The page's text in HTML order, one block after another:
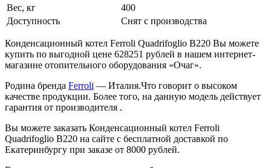
Вес, кг
400
Доступность
Снят с производства
Конденсационный котел Ferroli Quadrifoglio B220 Вы можете
купить по выгодной цене 628251 рублей в нашем интернет-
магазине отопительного оборудования «Очаг».
Родина бренда Ferroli — Италия.Что говорит о высоком
качестве продукции. Более того, на данную модель действует
гарантия от производителя .
Вы можете заказать Конденсационный котел Ferroli
Quadrifoglio B220 на сайте с бесплатной доставкой по
Екатеринбургу при заказе от 8000 рублей.